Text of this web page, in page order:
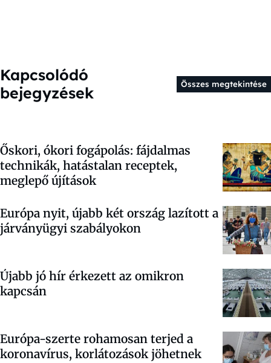
Kapcsolódó
bejegyzések
Összes megtekintése
Őskori, ókori fogápolás: fájdalmas
technikák, hatástalan receptek,
meglepő újítások
Európa nyit, újabb két ország lazított a
járványügyi szabályokon
Újabb jó hír érkezett az omikron
kapcsán
Európa-szerte rohamosan terjed a
koronavírus, korlátozások jöhetnek